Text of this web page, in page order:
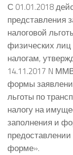
С 01.01.2018
представления
налоговой
физических
налогам,
14.11.2017 N
формы
льготы по
налогу на
заполнения и
форме».